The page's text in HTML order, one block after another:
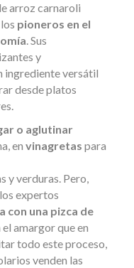
arroz carnaroli
pioneros en el
. Sus
y
ingrediente versátil
desde platos
o aglutinar
en vinagretas para
y verduras. Pero,
expertos
con una pizca de
amargor que en
todo este proceso,
venden las